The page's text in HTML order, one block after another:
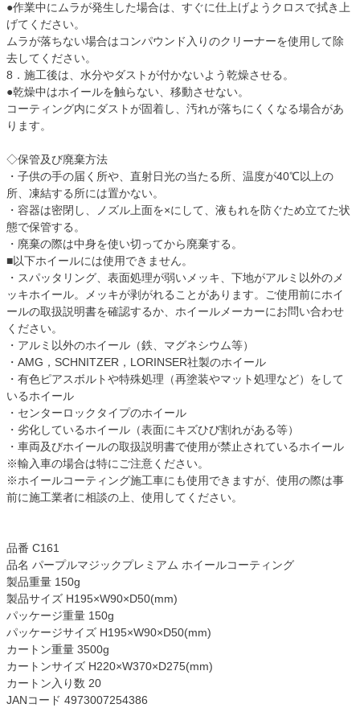
●作業中にムラが発生した場合は、すぐに仕上げようクロスで拭き上
げてください。
ムラが落ちない場合はコンパウンド入りのクリーナーを使用して除
去してください。
8．施工後は、水分やダストが付かないよう乾燥させる。
●乾燥中はホイールを触らない、移動させない。
コーティング内にダストが固着し、汚れが落ちにくくなる場合があ
ります。
◇保管及び廃棄方法
・子供の手の届く所や、直射日光の当たる所、温度が40℃以上の
所、凍結する所には置かない。
・容器は密閉し、ノズル上面を×にして、液もれを防ぐため立てた状
態で保管する。
・廃棄の際は中身を使い切ってから廃棄する。
■以下ホイールには使用できません。
・スパッタリング、表面処理が弱いメッキ、下地がアルミ以外のメ
ッキホイール。メッキが剥がれることがあります。ご使用前にホイ
ールの取扱説明書を確認するか、ホイールメーカーにお問い合わせ
ください。
・アルミ以外のホイール（鉄、マグネシウム等）
・AMG，SCHNITZER，LORINSER社製のホイール
・有色ピアスボルトや特殊処理（再塗装やマット処理など）をして
いるホイール
・センターロックタイプのホイール
・劣化しているホイール（表面にキズひび割れがある等）
・車両及びホイールの取扱説明書で使用が禁止されているホイール
※輸入車の場合は特にご注意ください。
※ホイールコーティング施工車にも使用できますが、使用の際は事
前に施工業者に相談の上、使用してください。
品番 C161
品名 パープルマジックプレミアム ホイールコーティング
製品重量 150g
製品サイズ H195×W90×D50(mm)
パッケージ重量 150g
パッケージサイズ H195×W90×D50(mm)
カートン重量 3500g
カートンサイズ H220×W370×D275(mm)
カートン入り数 20
JANコード 4973007254386